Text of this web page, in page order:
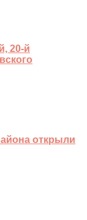
20-й
открыли